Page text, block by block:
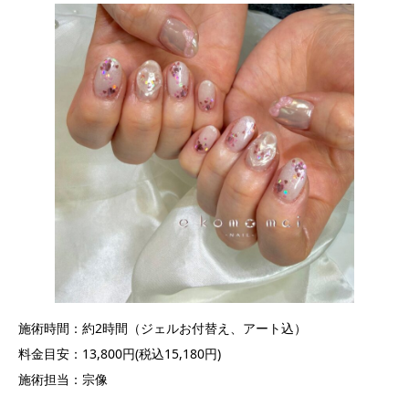
施術時間：約2時間（ジェルお付替え、アート込）
料金目安：13,800円(税込15,180円)
施術担当：宗像